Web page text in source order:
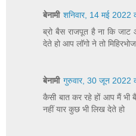
बेनामी शनिवार, 14 मई
ब्रो बैस राजपूत है ना कि जाट
देते हो आप लॉगो ने तो
बेनामी गुरुवार, 30 जून 2022
कैसी बात कर रहे हों आप मैं भी
नहीं यार कुछ भी लिख देते हो